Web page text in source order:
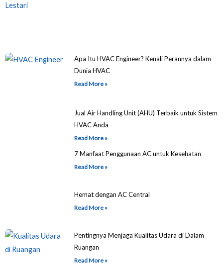
Apa Itu HVAC Engineer? Kenali Perannya dalam
Dunia HVAC
Read More »
Jual Air Handling Unit (AHU) Terbaik untuk Sistem
HVAC Anda
Read More »
7 Manfaat Penggunaan AC untuk Kesehatan
Read More »
Hemat dengan AC Central
Read More »
Pentingnya Menjaga Kualitas Udara di Dalam
Ruangan
Read More »